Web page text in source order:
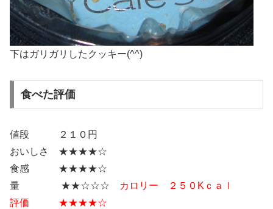
下はガリガリしたクッキー(^^)
食べた評価
値段 ２１０円
おいしさ ★★★★☆
食感 ★★★★☆
量 ★★☆☆☆
カロリー ２５０Kｃａｌ
評価 ★★★★☆